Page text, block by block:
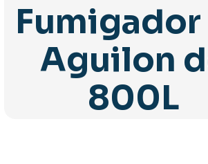
Fumigador
Aguilon
800L